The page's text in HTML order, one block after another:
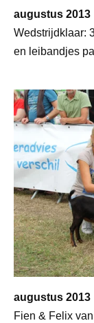
augustus 2013
Wedstrijdklaar:
en leibandjes
augustus 2013
Fien & Felix